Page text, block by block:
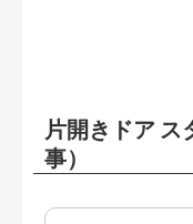
片開きドア ス
事）